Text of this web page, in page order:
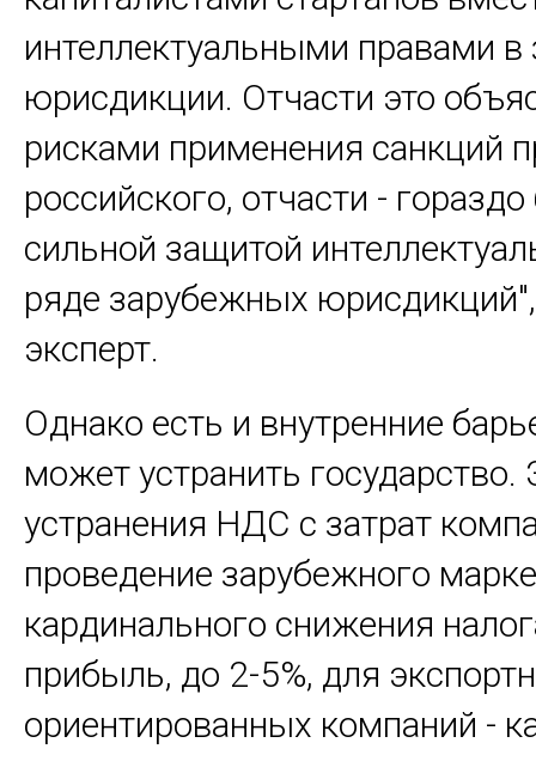
интеллектуальными правами
юрисдикции. Отчасти это
рисками применения санкций
российского, отчасти -
сильной защитой
ряде зарубежных
эксперт.
Однако есть и внутренние
может устранить государство.
устранения НДС с затрат
проведение зарубежного
кардинального снижения
прибыль, до 2-5%, для
ориентированных компаний -